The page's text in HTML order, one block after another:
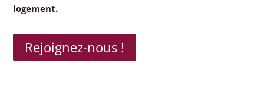
logement.
Rejoignez-nous !